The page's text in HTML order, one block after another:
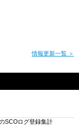
情報更新一覧 ＞
SCOログ登録集計